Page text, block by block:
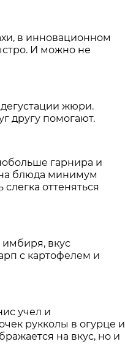
в инновационном
И можно не
жюри.
другу помогают.
гарнира и
блюда минимум
оттеняться
вкус
с картофелем и
учел и
рукколы в огурце и
на вкус, но и